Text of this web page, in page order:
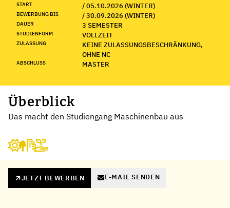
START / 05.10.2026 (WINTER)
BEWERBUNG BIS / 30.09.2026 (WINTER)
DAUER 3 SEMESTER
STUDIENFORM VOLLZEIT
ZULASSUNG
KEINE ZULASSUNGSBESCHRÄNKUNG,
OHNE NC
ABSCHLUSS MASTER
Überblick
Das macht den Studiengang Maschinenbau aus
JETZT BEWERBEN E-MAIL SENDEN